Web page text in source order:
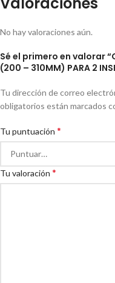
No hay valoraciones aún.
Sé el primero en valorar
(200 – 310MM) PARA 2
Tu dirección de correo
obligatorios están marcados
Tu puntuación *
Tu valoración *